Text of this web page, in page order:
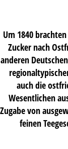
Um 1840
Zucker nach
anderen
auch die
Wesentlichen
Zugabe von
feinen